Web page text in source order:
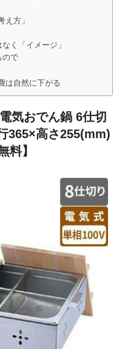
え方」
く「イメージ」
ので
は自然に下がる
気おでん鍋 6仕切
365×高さ255(mm)
料】